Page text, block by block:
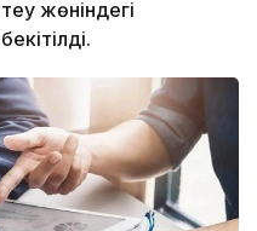
жөніндегі